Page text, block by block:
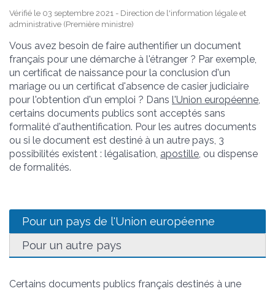
Vérifié le 03 septembre 2021 - Direction de l'information légale et
administrative (Première ministre)
Vous avez besoin de faire authentifier un document
français pour une démarche à l'étranger ? Par exemple,
un certificat de naissance pour la conclusion d'un
mariage ou un certificat d'absence de casier judiciaire
pour l'obtention d'un emploi ? Dans l'Union européenne,
certains documents publics sont acceptés sans
formalité d'authentification. Pour les autres documents
ou si le document est destiné à un autre pays, 3
possibilités existent : légalisation, apostille, ou dispense
de formalités.
Pour un pays de l'Union européenne
Pour un autre pays
Certains documents publics français destinés à une